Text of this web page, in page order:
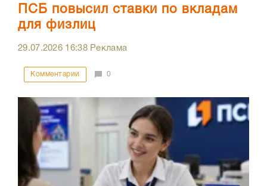
ПСБ повысил ставки по вкладам
для физлиц
29.07.2026 16:38Реклама
Комментарии 0